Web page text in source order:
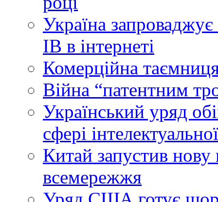
Україна
ІВ в інтернеті
Комерційна
Війна “патентним
Український уряд
сфері
Китай запустив
всемережжя